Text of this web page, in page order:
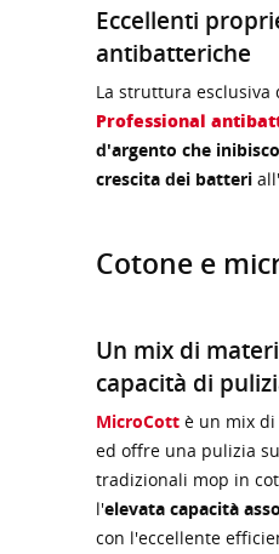
Eccellenti
antibatteriche
La struttura esclusiva
Professional
d'argento che
crescita dei batteri
Cotone e
Un mix di
capacità di
MicroCott è un mix
ed offre una pulizia
tradizionali mop in
l'elevata capacità
con l'eccellente